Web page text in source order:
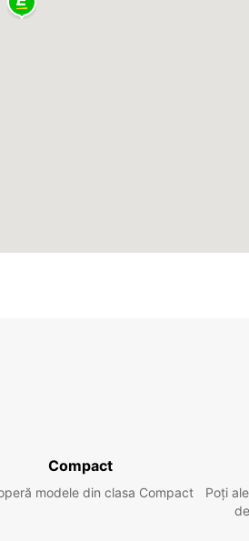
Compact
modele din clasa Compact
Poți